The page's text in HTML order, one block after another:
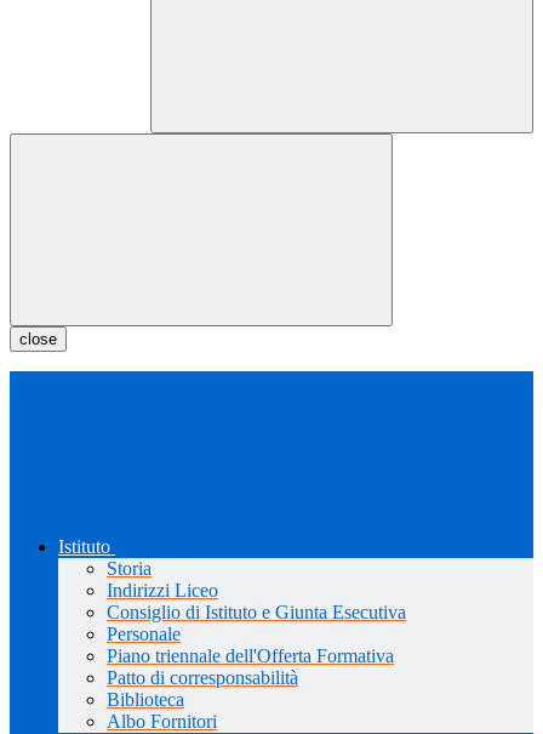
close
Istituto
Storia
Indirizzi Liceo
Consiglio di Istituto e Giunta Esecutiva
Personale
Piano triennale dell'Offerta Formativa
Patto di corresponsabilità
Biblioteca
Albo Fornitori